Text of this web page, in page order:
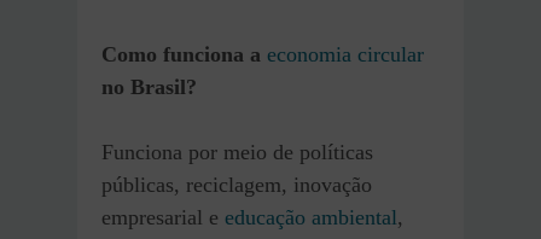
Como funciona a economia circular
no Brasil?
Funciona por meio de políticas
públicas, reciclagem, inovação
empresarial e educação ambiental,